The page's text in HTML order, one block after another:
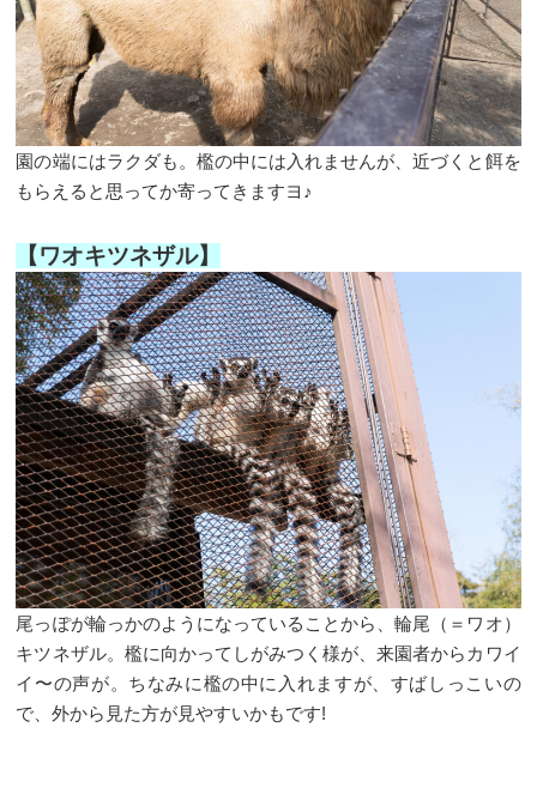
園の端にはラクダも。檻の中には入れませんが、近づくと餌を
もらえると思ってか寄ってきますヨ♪
【ワオキツネザル】
尾っぽが輪っかのようになっていることから、輪尾（＝ワオ）
キツネザル。檻に向かってしがみつく様が、来園者からカワイ
イ〜の声が。ちなみに檻の中に入れますが、すばしっこいの
で、外から見た方が見やすいかもです!